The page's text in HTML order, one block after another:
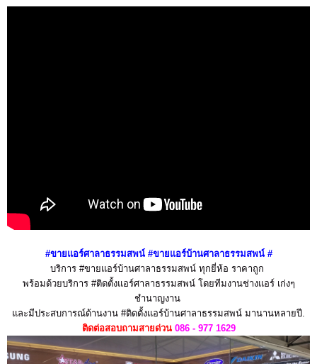
#ขายแอร์ศาลาธรรมสพน์ #ขายแอร์บ้านศาลาธรรมสพน์#
บริการ #ขายแอร์บ้านศาลาธรรมสพน์ ทุกยี่ห้อ ราคาถูก
พร้อมด้วยบริการ #ติดตั้งแอร์ศาลาธรรมสพน์ โดยทีมงานช่างแอร์ เก่งๆ
ชำนาญงาน
และมีประสบการณ์ด้านงาน #ติดตั้งแอร์บ้านศาลาธรรมสพน์ มานานหลายปี.
ติดต่อสอบถามสายด่วน 086 - 977 1629